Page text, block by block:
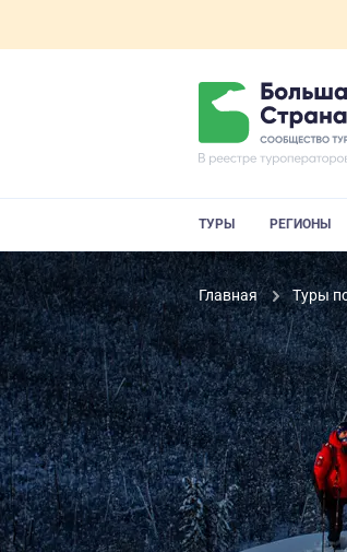
ТУРЫ РЕГИОНЫ
Главная Туры